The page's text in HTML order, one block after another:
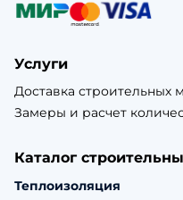
Услуги
Доставка строительных
Замеры и расчет
Каталог
Теплоизоляция